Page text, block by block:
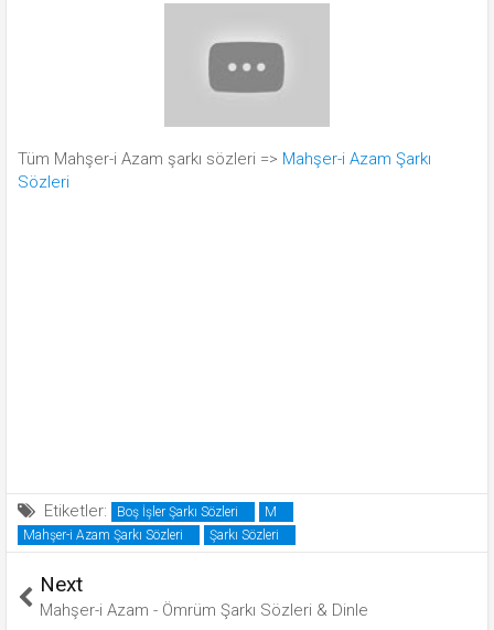
Tüm Mahşer-i Azam şarkı sözleri => Mahşer-i Azam Şarkı
Sözleri
Etiketler: Boş İşler Şarkı Sözleri
M
Mahşer-i Azam Şarkı Sözleri
Şarkı Sözleri
Next
Mahşer-i Azam - Ömrüm Şarkı Sözleri & Dinle